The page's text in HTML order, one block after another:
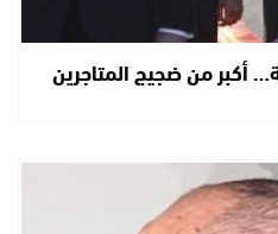
أكبر من ضجيج المتاجرين